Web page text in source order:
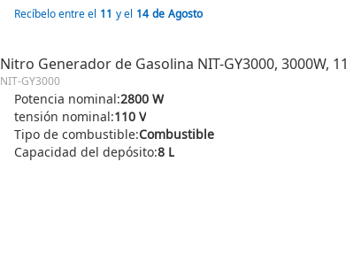
Recíbelo entre el 11 y el 14 de Agosto
Nitro Generador de Gasolina NIT-GY3000, 3000W,
NIT-GY3000
Potencia nominal:2800 W
tensión nominal:110 V
Tipo de combustible:Combustible
Capacidad del depósito:8 L